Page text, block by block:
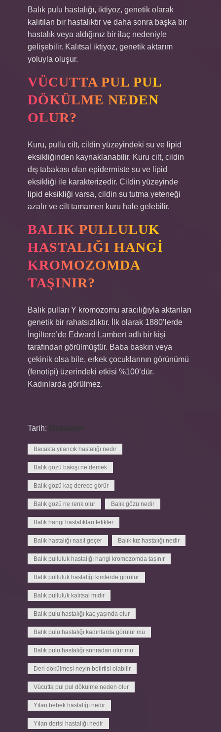
Balık pulu hastalığı, iktiyoz, genetik olarak
kalıtılan bir hastalıktır ve daha sonra başka bir
hastalık veya aldığınız bir ilaç nedeniyle
gelişebilir. Kalıtsal iktiyoz, genetik aktarım
yoluyla oluşur.
VÜCUTTA PUL PUL
DÖKÜLME NEDEN
OLUR?
Kuru, pullu cilt, cildin yüzeyindeki su ve lipid
eksikliğinden kaynaklanabilir. Kuru cilt, cildin
dış tabakası olan epidermiste su ve lipid
eksikliği ile karakterizedir. Cildin yüzeyinde
lipid eksikliği varsa, cildin su tutma yeteneği
azalır ve cilt tamamen kuru hale gelebilir.
BALIK PULLULUK
HASTALIĞI HANGI
KROMOZOMDA
TAŞINIR?
Balık pulları Y kromozomu aracılığıyla aktarılan
genetik bir rahatsızlıktır. İlk olarak 1880’lerde
İngiltere’de Edward Lambert adlı bir kişi
tarafından görülmüştür. Baba baskın veya
çekinik olsa bile, erkek çocuklarının görünümü
(fenotipi) üzerindeki etkisi %100’dür.
Kadınlarda görülmez.
Tarih:
Bacakta yılancık hastalığı nedir
Balık gözü bakışı ne demek
Balık gözü kaç derece görür
Balık gözü ne renk olur Balık gözü nedir
Balık hangi hastalıkları tetikler
Balık hastalığı nasıl geçer Balık kız hastalığı nedir
Balık pulluluk hastalığı hangi kromozomda taşınır
Balık pulluluk hastalığı kimlerde görülür
Balık pulluluk kalıtsal mıdır
Balık pulu hastalığı kaç yaşında olur
Balık pulu hastalığı kadınlarda görülür mü
Balık pulu hastalığı sonradan olur mu
Deri dökülmesi neyin belirtisi olabilir
Vücutta pul pul dökülme neden olur
Yılan bebek hastalığı nedir
Yılan derisi hastalığı nedir